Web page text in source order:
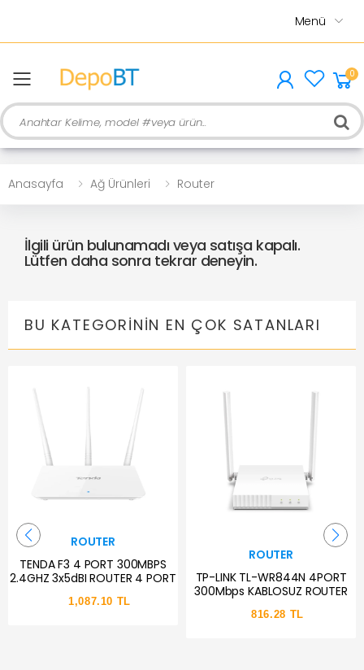
Menü
menu 0
Ara
Anasayfa Ağ Ürünleri Router
İlgili ürün bulunamadı veya satışa kapalı.
Lütfen daha sonra tekrar deneyin.
BU KATEGORININ EN ÇOK SATANLARI
ROUTER
TENDA F3 4 PORT 300MBPS
2.4GHZ 3x5dBI ROUTER 4 PORT
1,087.10 TL
ROUTER
TP-LINK TL-WR844N 4PORT
300Mbps KABLOSUZ ROUTER
816.28 TL